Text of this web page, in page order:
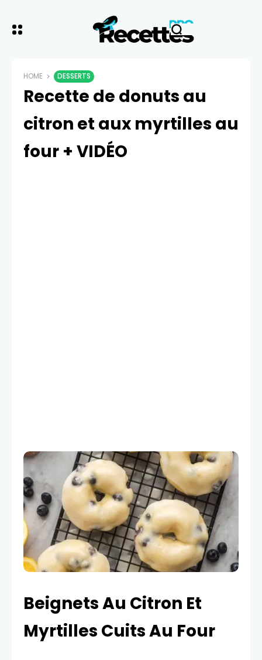
HOME DESSERTS
Recette de donuts au
citron et aux myrtilles au
four + VIDÉO
Beignets Au Citron Et
Myrtilles Cuits Au Four